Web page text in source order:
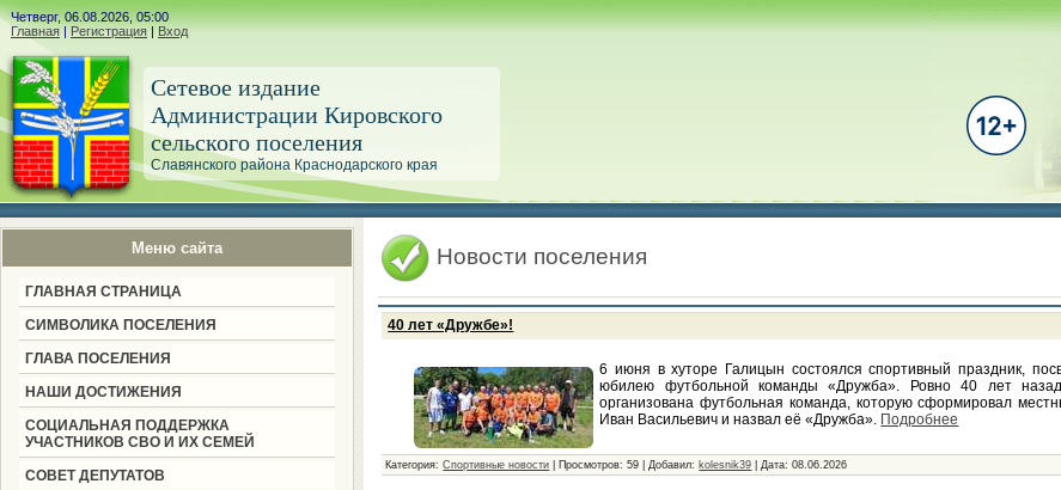
Четверг, 06.08.2026, 05:00
Главная | Регистрация | Вход
Сетевое издание
Администрации Кировского
сельского поселения
Славянского района Краснодарского края
Меню сайта
ГЛАВНАЯ СТРАНИЦА
СИМВОЛИКА ПОСЕЛЕНИЯ
ГЛАВА ПОСЕЛЕНИЯ
НАШИ ДОСТИЖЕНИЯ
СОЦИАЛЬНАЯ ПОДДЕРЖКА
УЧАСТНИКОВ СВО И ИХ СЕМЕЙ
СОВЕТ ДЕПУТАТОВ
Новости поселения
40 лет «Дружбе»!
6 июня в хуторе Галицын состоялся спортивный праздник,
юбилею футбольной команды «Дружба». Ровно 40 лет
организована футбольная команда, которую сформировал
Иван Васильевич и назвал её «Дружба». Подробнее
Категория: Спортивные новости Просмотров: 59 |Добавил: kolesnik39 |Дата: 08.06.2026